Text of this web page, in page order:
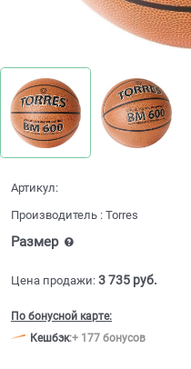
Артикул:
Производитель : Torres
Размер
Цена продажи: 3 735 руб.
По бонусной карте:
Кешбэк:+ 177 бонусов